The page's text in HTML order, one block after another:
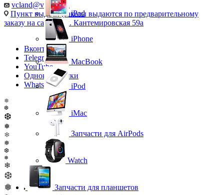
vcland@vcland.ru
Пункт выдачи (заказы выдаются по предварительному
заказу на сайте), ул. Кантемировская 59а
Вконтакте
Telegram
YouTube
Одноклассники
WhatsApp
❅
❆
❆
❅
❄
❅
❆
❅
❄
❆
❅
iPad
iPhone
MacBook
iPod
iMac
Запчасти для AirPods
Watch
Запчасти для планшетов